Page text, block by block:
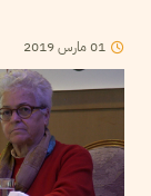
01مارس2019